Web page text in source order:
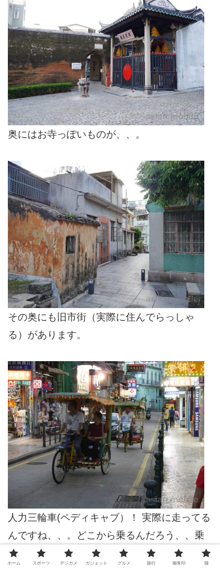
奥にはお寺っぽいものが、、。
その奥にも旧市街（実際に住んでらっしゃ
る）があります。
人力三輪車(ペディキャブ）！ 実際に走ってる
んですね、、。どこから乗るんだろう、、乗
ってみたい。
ホーム スポーツ デジカメ ガジェット グルメ 旅行 御朱印 猫